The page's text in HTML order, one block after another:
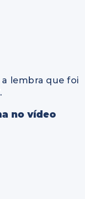
a lembra que foi
no vídeo